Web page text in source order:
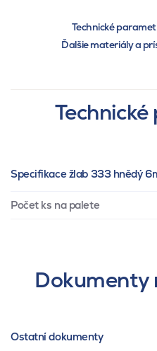
Technické
Ďalšie materiály a
Specifikace žlab 333 hnědý
Počet ks na palete
Dokumenty
Ostatní dokumenty